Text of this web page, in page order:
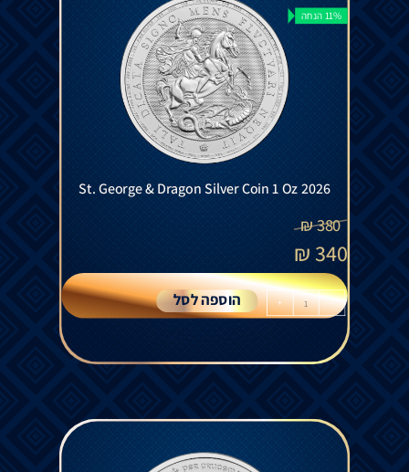
11% הנחה
St. George & Dragon Silver Coin 1 Oz 2026
380
₪
340
₪
-
+ הוספה לסל